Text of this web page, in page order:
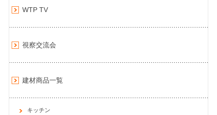
WTP TV
視察交流会
建材商品一覧
キッチン